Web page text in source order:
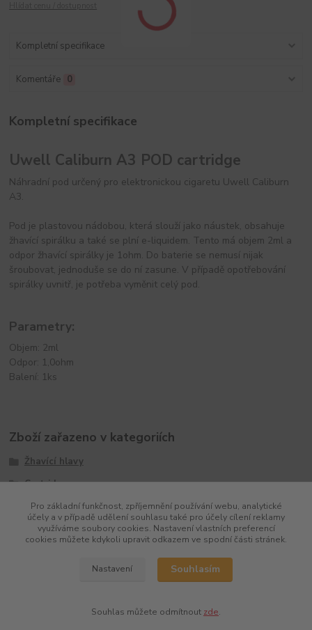
Kompletní specifikace
Komentáře 0
Kompletní specifikace
Uwell Caliburn A3 POD cartridge
Náhradní pod určený pro elektronickou cigaretu Uwell Caliburn
A3.
Pod je plastovou nádobou, která slouží jako náustek, obsahuje
žhavící spirálku a také se plní e-liquidem. Tento má objem 2ml a
odpor žhavící spirálky je 1ohm. Do baterie se nemusí nijak
šroubovat, jednoduše se do ní zasune. V případě opotřebování
spirálky uvnitř, je potřeba vyměnit celý pod.
Parametry:
Objem: 2ml
Odpor: 1,0ohm
Balení: 1ks
Zboží zařazeno v kategoriích
Žhavící hlavy
Cartridge
Pro základní funkčnost, zpříjemnění používání webu, analytické
účely a v případě udělení souhlasu také pro účely cílení reklamy
využíváme soubory cookies. Nastavení vlastních preferencí
cookies můžete kdykoli upravit odkazem ve spodní části stránek.
Nastavení Souhlasím
Souhlas můžete odmítnout zde.